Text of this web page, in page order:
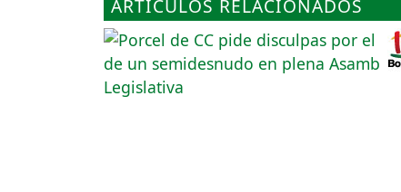
ARTÍCULOS RELACIONADOS